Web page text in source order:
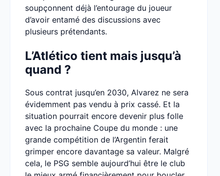
soupçonnent déjà l’entourage du joueur
d’avoir entamé des discussions avec
plusieurs prétendants.
L’Atlético tient mais jusqu’à
quand ?
Sous contrat jusqu’en 2030, Alvarez ne sera
évidemment pas vendu à prix cassé. Et la
situation pourrait encore devenir plus folle
avec la prochaine Coupe du monde : une
grande compétition de l’Argentin ferait
grimper encore davantage sa valeur. Malgré
cela, le PSG semble aujourd’hui être le club